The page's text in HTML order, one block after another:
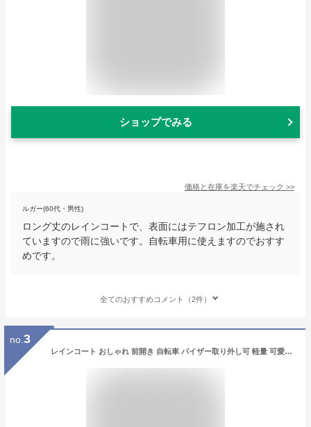
ショップでみる
価格と在庫を楽天でチェック >>
ルガー(60代・男性)
ロング丈のレインコートで、表面にはテフロン加工が施され
ていますので雨に強いです。自転車用に使えますのでおすす
めです。
全てのおすすめコメント（2件）
no. 3
レインコート おしゃれ 前開き 自転車 バイザー取り外し可 軽量 可愛い 濡れない ロング丈 男女兼用 防水 軽い ママ 送迎 通勤 通学 雨具 ポケットあり 自転車用レインコート レインポンチョ レインウェア ウエスト紐